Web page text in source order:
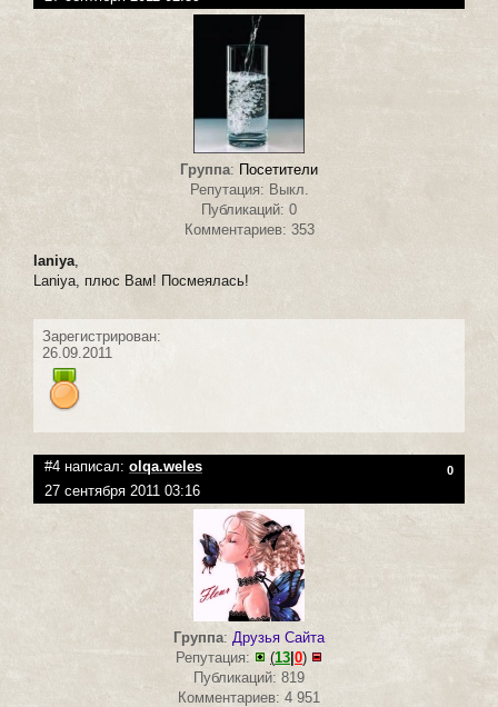
Группа: Посетители
Репутация: Выкл.
Публикаций: 0
Комментариев: 353
laniya
Laniya, плюс Вам! Посмеялась!
Зарегистрирован:
26.09.2011
#4 написал: olqa.weles 0
27 сентября 2011 03:16
Группа: Друзья Сайта
Репутация:
(13|0)
Публикаций: 819
Комментариев: 4 951